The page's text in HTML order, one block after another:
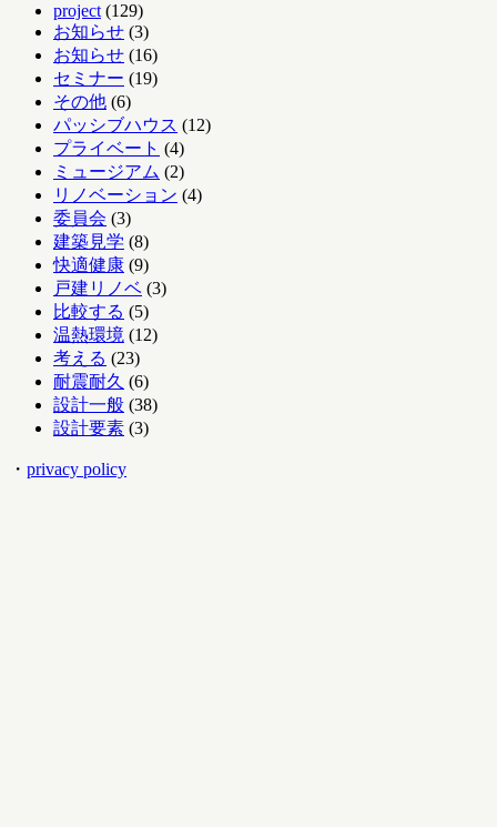
project(129)
お知らせ (3)
お知らせ (16)
セミナー (19)
その他 (6)
パッシブハウス (12)
プライベート (4)
ミュージアム (2)
リノベーション (4)
委員会 (3)
建築見学 (8)
快適健康 (9)
戸建リノベ (3)
比較する (5)
温熱環境 (12)
考える (23)
耐震耐久 (6)
設計一般 (38)
設計要素 (3)
・ privacy policy